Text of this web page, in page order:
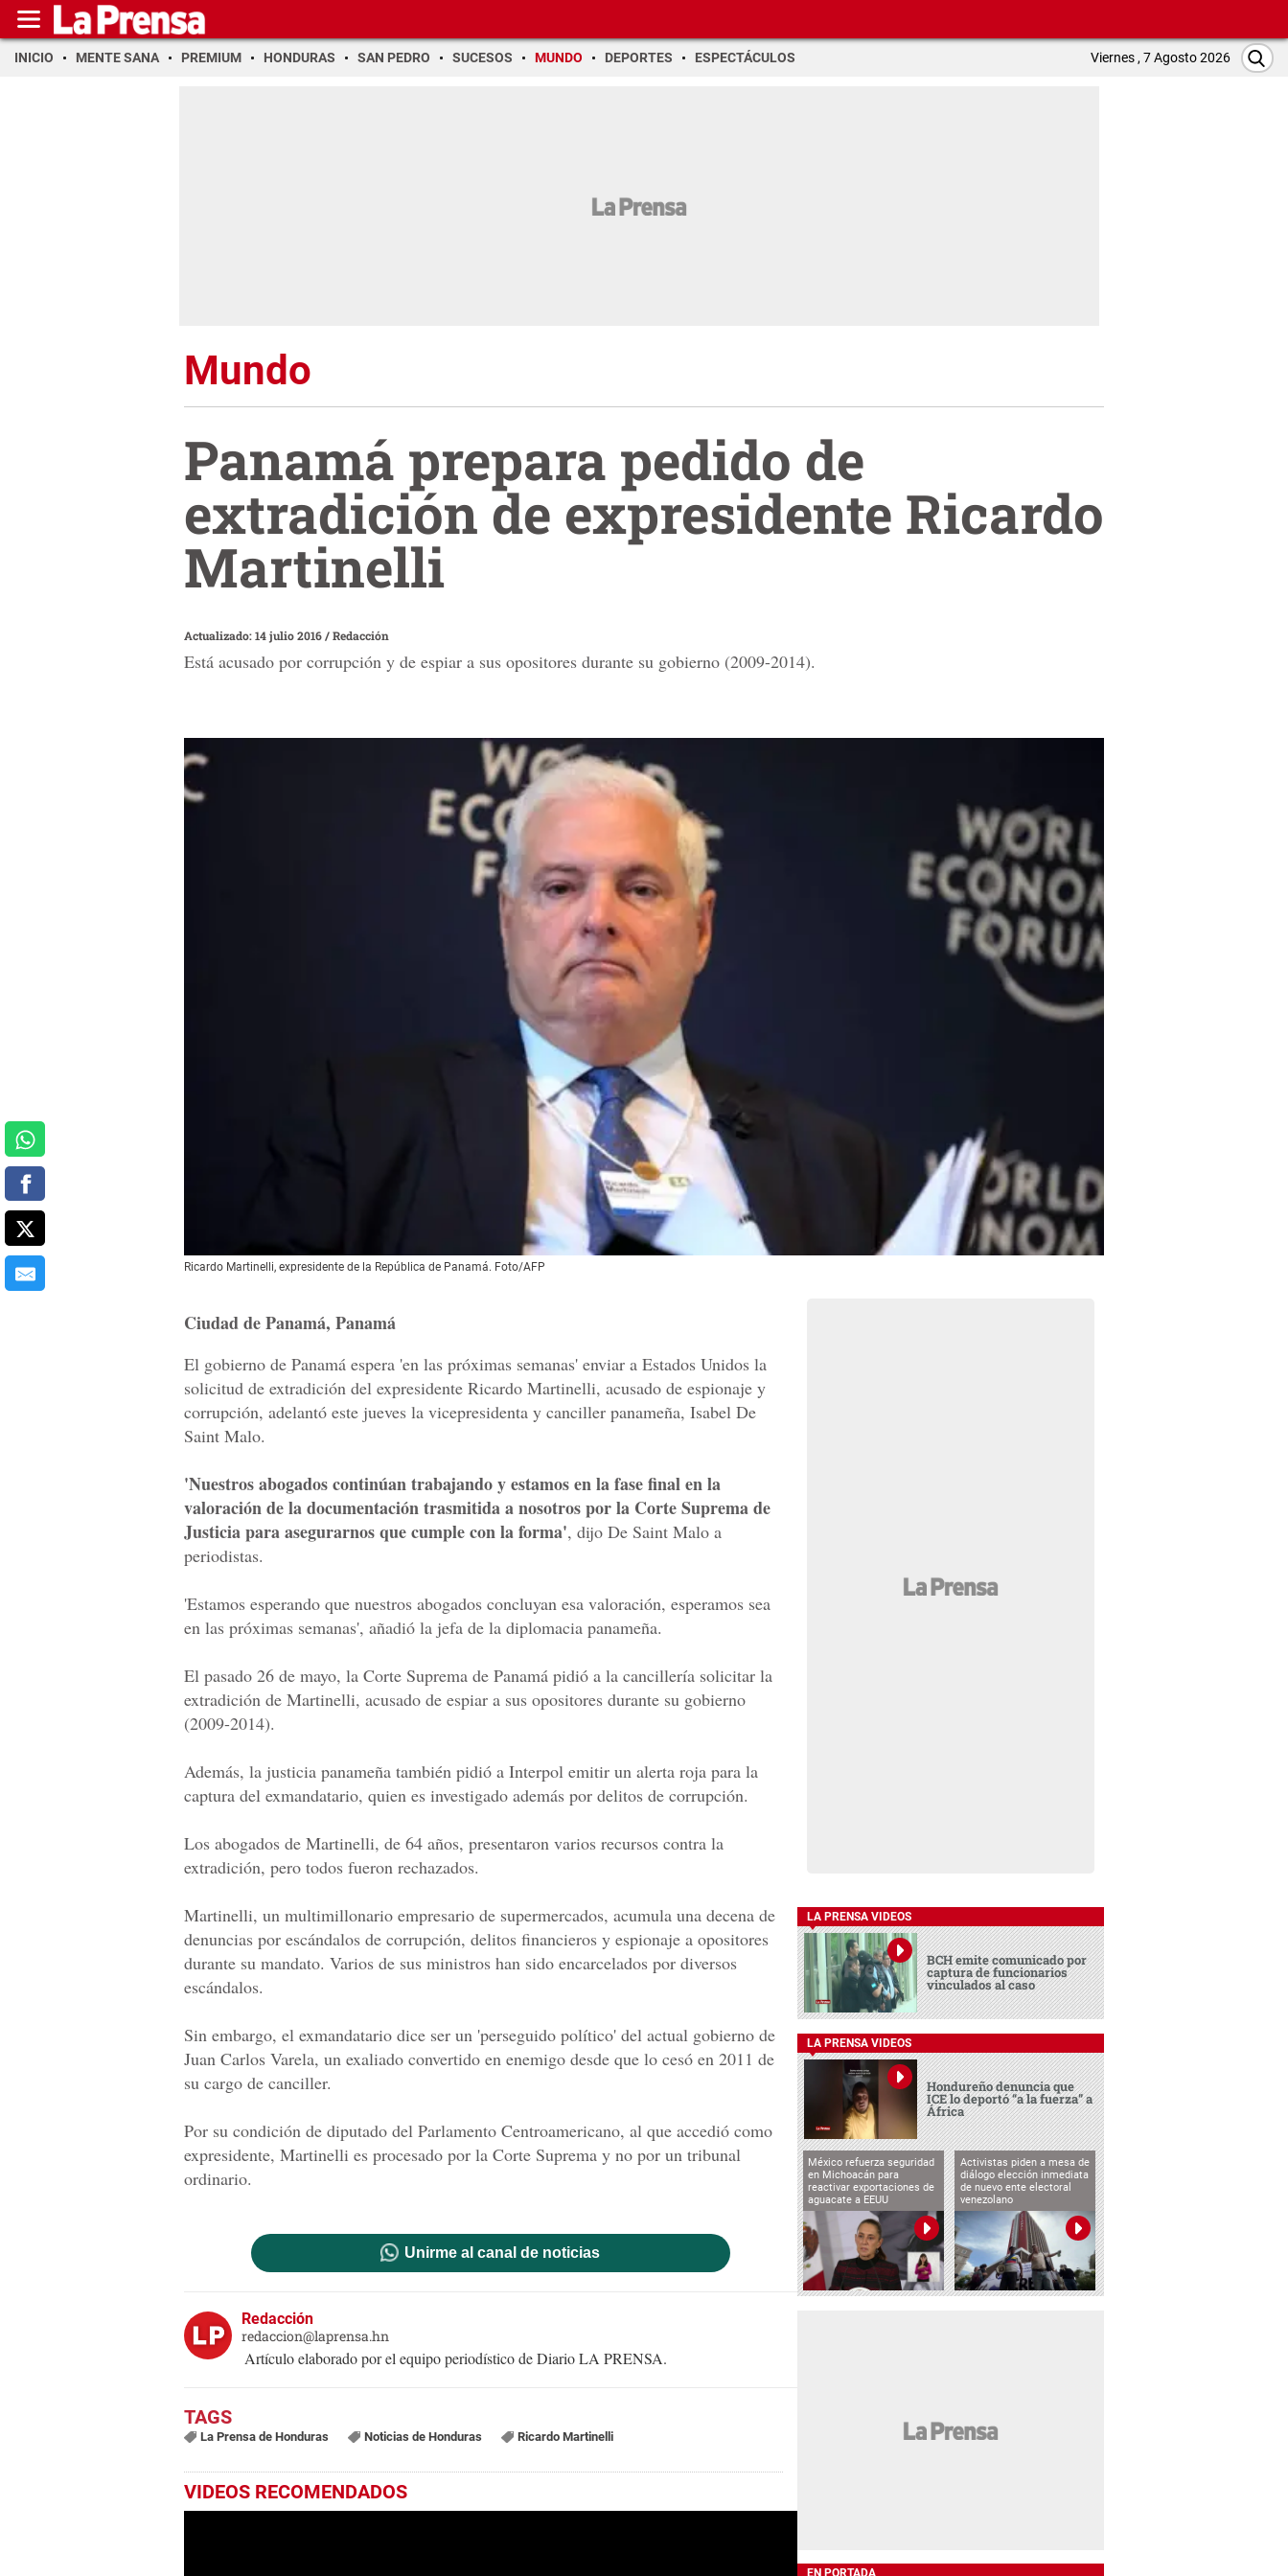
INICIO MENTE SANA PREMIUM HONDURAS SAN PEDRO SUCESOS MUNDO DEPORTES ESPECTÁCULOS Viernes , 7 Agosto 2026
Mundo
Panamá prepara pedido de
extradición de expresidente Ricardo
Martinelli
Actualizado: 14 julio 2016/Redacción
Está acusado por corrupción y de espiar a sus opositores durante su gobierno (2009-2014).
Ricardo Martinelli, expresidente de la República de Panamá. Foto/AFP
Ciudad de Panamá, Panamá
El gobierno de Panamá espera 'en las próximas semanas' enviar a Estados Unidos la
solicitud de extradición del expresidente Ricardo Martinelli, acusado de espionaje y
corrupción, adelantó este jueves la vicepresidenta y canciller panameña, Isabel De
Saint Malo.
'Nuestros abogados continúan trabajando y estamos en la fase final en la
valoración de la documentación trasmitida a nosotros por la Corte Suprema de
Justicia para asegurarnos que cumple con la forma', dijo De Saint Malo a
periodistas.
'Estamos esperando que nuestros abogados concluyan esa valoración, esperamos sea
en las próximas semanas', añadió la jefa de la diplomacia panameña.
El pasado 26 de mayo, la Corte Suprema de Panamá pidió a la cancillería solicitar la
extradición de Martinelli, acusado de espiar a sus opositores durante su gobierno
(2009-2014).
Además, la justicia panameña también pidió a Interpol emitir un alerta roja para la
captura del exmandatario, quien es investigado además por delitos de corrupción.
Los abogados de Martinelli, de 64 años, presentaron varios recursos contra la
extradición, pero todos fueron rechazados.
Martinelli, un multimillonario empresario de supermercados, acumula una decena de
denuncias por escándalos de corrupción, delitos financieros y espionaje a opositores
durante su mandato. Varios de sus ministros han sido encarcelados por diversos
escándalos.
Sin embargo, el exmandatario dice ser un 'perseguido político' del actual gobierno de
Juan Carlos Varela, un exaliado convertido en enemigo desde que lo cesó en 2011 de
su cargo de canciller.
Por su condición de diputado del Parlamento Centroamericano, al que accedió como
expresidente, Martinelli es procesado por la Corte Suprema y no por un tribunal
ordinario.
Unirme al canal de noticias
Redacción
redaccion@laprensa.hn
Artículo elaborado por el equipo periodístico de Diario LA PRENSA.
La Prensa de Honduras Noticias de Honduras Ricardo Martinelli
VIDEOS RECOMENDADOS
LA PRENSA VIDEOS
BCH emite comunicado por
captura de funcionarios
vinculados al caso
LA PRENSA VIDEOS
Hondureño denuncia que
ICE lo deportó “a la fuerza” a
África
México refuerza seguridad
en Michoacán para
reactivar exportaciones de
aguacate a EEUU
Activistas piden a mesa de
diálogo elección inmediata
de nuevo ente electoral
venezolano
EN PORTADA